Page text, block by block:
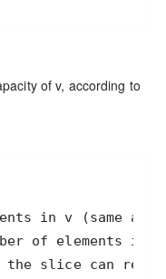
of v, according to